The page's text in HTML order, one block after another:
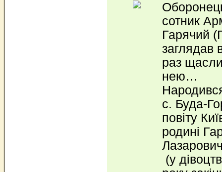
сотник
Гарячий
заглядав
раз
нею…
с. Буда-
повіту
родині
(у